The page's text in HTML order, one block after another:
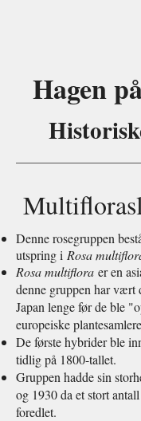
Hagen
Denne rosegruppen
utspring i Rosa
Rosa multiflora er en
denne gruppen har
Japan lenge før de ble
europeiske
De første hybrider ble
tidlig på 1800-tallet.
Gruppen hadde sin
og 1930 da et stort
foredlet.